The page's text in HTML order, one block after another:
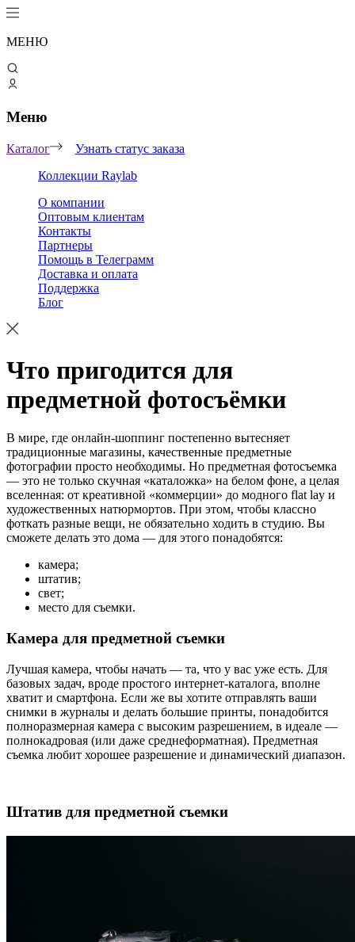
МЕНЮ
Меню
Каталог
Узнать статус заказа
Коллекции Raylab
О компании
Оптовым клиентам
Контакты
Партнеры
Помощь в Телеграмм
Доставка и оплата
Поддержка
Блог
Что пригодится для
предметной фотосъёмки
В мире, где онлайн-шоппинг постепенно вытесняет
традиционные магазины, качественные предметные
фотографии просто необходимы. Но предметная фотосъемка
— это не только скучная «каталожка» на белом фоне, а целая
вселенная: от креативной «коммерции» до модного flat lay и
художественных натюрмортов. При этом, чтобы классно
фоткать разные вещи, не обязательно ходить в студию. Вы
сможете делать это дома — для этого понадобятся:
камера;
штатив;
свет;
место для съемки.
Камера для предметной съемки
Лучшая камера, чтобы начать — та, что у вас уже есть. Для
базовых задач, вроде простого интернет-каталога, вполне
хватит и смартфона. Если же вы хотите отправлять ваши
снимки в журналы и делать большие принты, понадобится
полноразмерная камера с высоким разрешением, в идеале —
полнокадровая (или даже среднеформатная). Предметная
съемка любит хорошее разрешение и динамический диапазон.
Штатив для предметной съемки